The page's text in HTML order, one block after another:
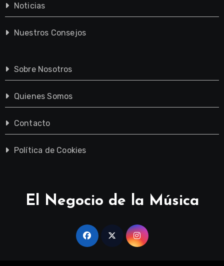
Noticias
Nuestros Consejos
Sobre Nosotros
Quienes Somos
Contacto
Política de Cookies
El Negocio de la Música